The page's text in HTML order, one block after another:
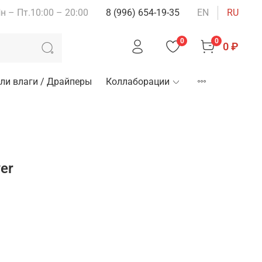
– Пт.10:00 – 20:00 8 (996) 654-19-35 EN RU
0 0 0 ₽
влаги / Драйперы Коллаборации